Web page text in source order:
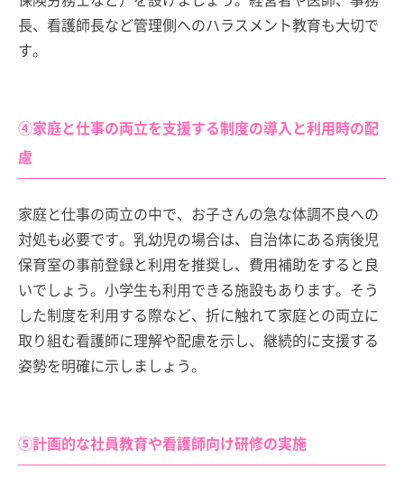
長、看護師長など管理側へのハラスメント教育も大切で
す。
④家庭と仕事の両立を支援する制度の導入と利用時の配
慮
家庭と仕事の両立の中で、お子さんの急な体調不良への
対処も必要です。乳幼児の場合は、自治体にある病後児
保育室の事前登録と利用を推奨し、費用補助をすると良
いでしょう。小学生も利用できる施設もあります。そう
した制度を利用する際など、折に触れて家庭との両立に
取り組む看護師に理解や配慮を示し、継続的に支援する
姿勢を明確に示しましょう。
⑤計画的な社員教育や看護師向け研修の実施